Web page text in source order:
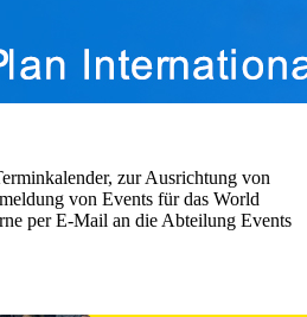
zur Ausrichtung von
von Events für das World
per E-Mail an die Abteilung Events